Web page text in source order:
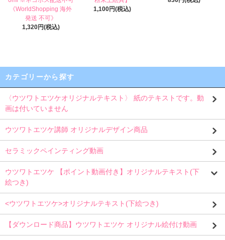
《WorldShopping 海外
発送 不可》
1,320円(税込)
1,100円(税込)
カテゴリーから探す
〈ウツワトエツケオリジナルテキスト〉 紙のテキストです。動
画は付いていません
ウツワトエツケ講師 オリジナルデザイン商品
セラミックペインティング動画
ウツワトエツケ 【ポイント動画付き】オリジナルテキスト(下
絵つき)
<ウツワトエツケ>オリジナルテキスト(下絵つき)
【ダウンロード商品】ウツワトエツケ オリジナル絵付け動画